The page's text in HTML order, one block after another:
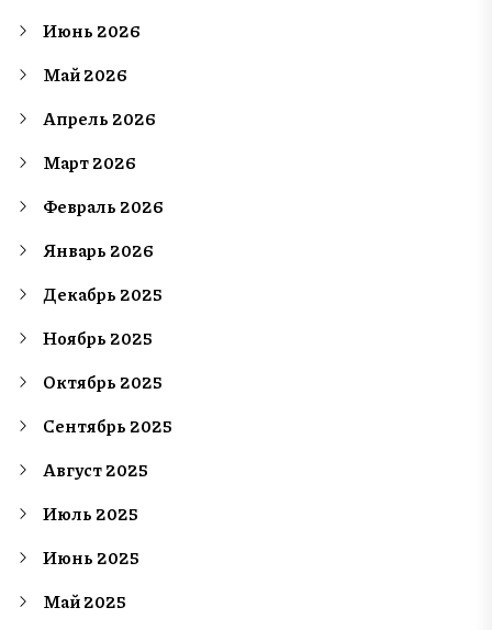
Июнь 2026
Май 2026
Апрель 2026
Март 2026
Февраль 2026
Январь 2026
Декабрь 2025
Ноябрь 2025
Октябрь 2025
Сентябрь 2025
Август 2025
Июль 2025
Июнь 2025
Май 2025